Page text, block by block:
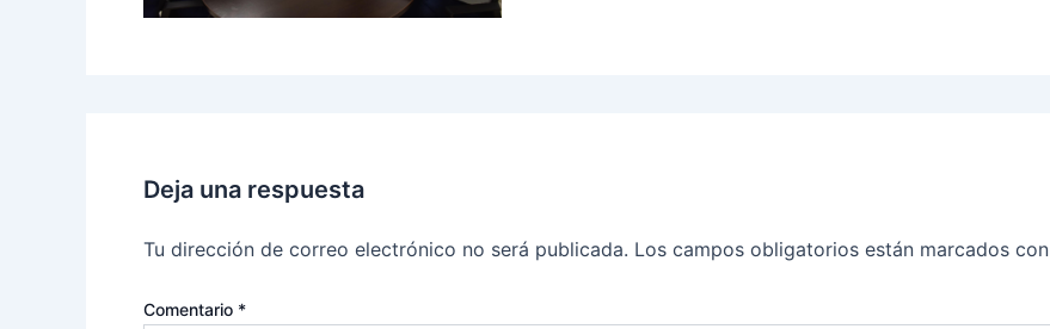
Deja una respuesta
Tu dirección de correo electrónico no será publicada. Los campos obligatorios están marcados con
Comentario *